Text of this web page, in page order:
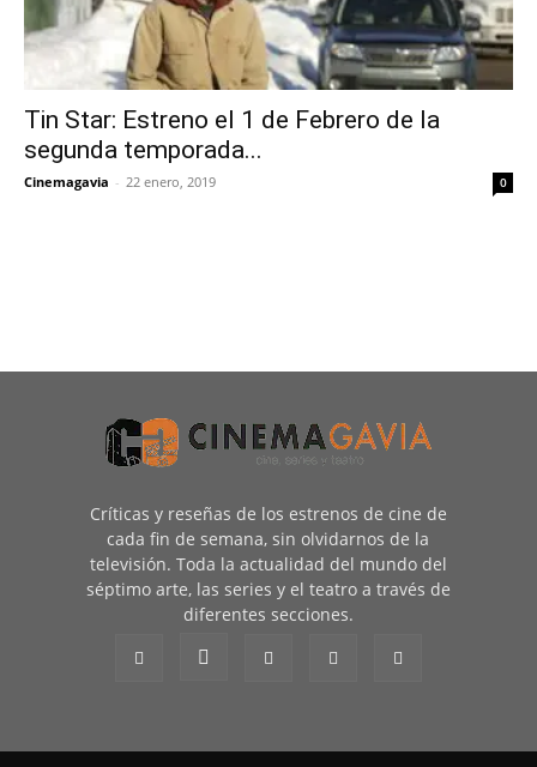
Tin Star: Estreno el 1 de Febrero de la
segunda temporada...
Cinemagavia - 22 enero, 2019 0
Críticas y reseñas de los estrenos de cine de
cada fin de semana, sin olvidarnos de la
televisión. Toda la actualidad del mundo del
séptimo arte, las series y el teatro a través de
diferentes secciones.